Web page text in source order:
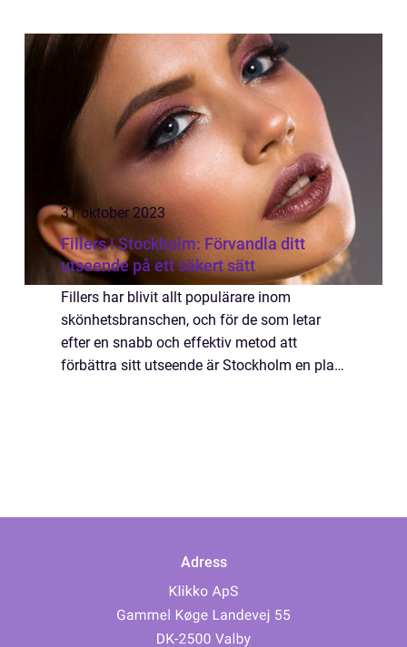
31 oktober 2023
Fillers i Stockholm: Förvandla ditt
utseende på ett säkert sätt
Fillers har blivit allt populärare inom
skönhetsbranschen, och för de som letar
efter en snabb och effektiv metod att
förbättra sitt utseende är Stockholm en plats
Adress